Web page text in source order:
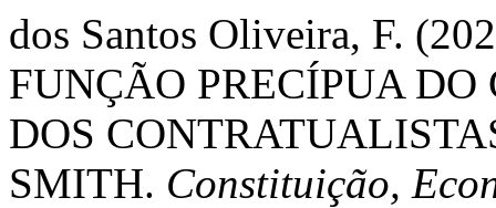
dos Santos Oliveira, F.
FUNÇÃO PRECÍPUA
DOS
SMITH. Constituição,